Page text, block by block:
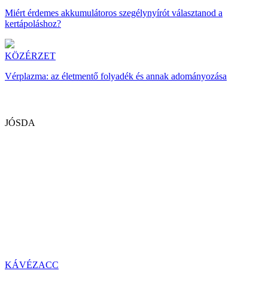
Miért érdemes akkumulátoros szegélynyírót választanod a
kertápoláshoz?
KÖZÉRZET
Vérplazma: az életmentő folyadék és annak adományozása
JÓSDA
KÁVÉZACC